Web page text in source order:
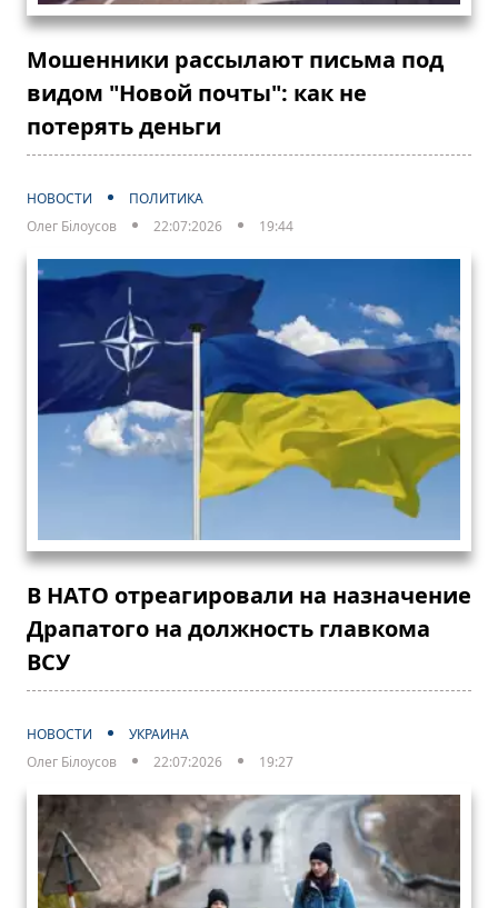
Мошенники рассылают письма под
видом "Новой почты": как не
потерять деньги
НОВОСТИ
ПОЛИТИКА
Олег Білоусов
22:07:2026 19:44
В НАТО отреагировали на назначение
Драпатого на должность главкома
ВСУ
НОВОСТИ
УКРАИНА
Олег Білоусов
22:07:2026 19:27